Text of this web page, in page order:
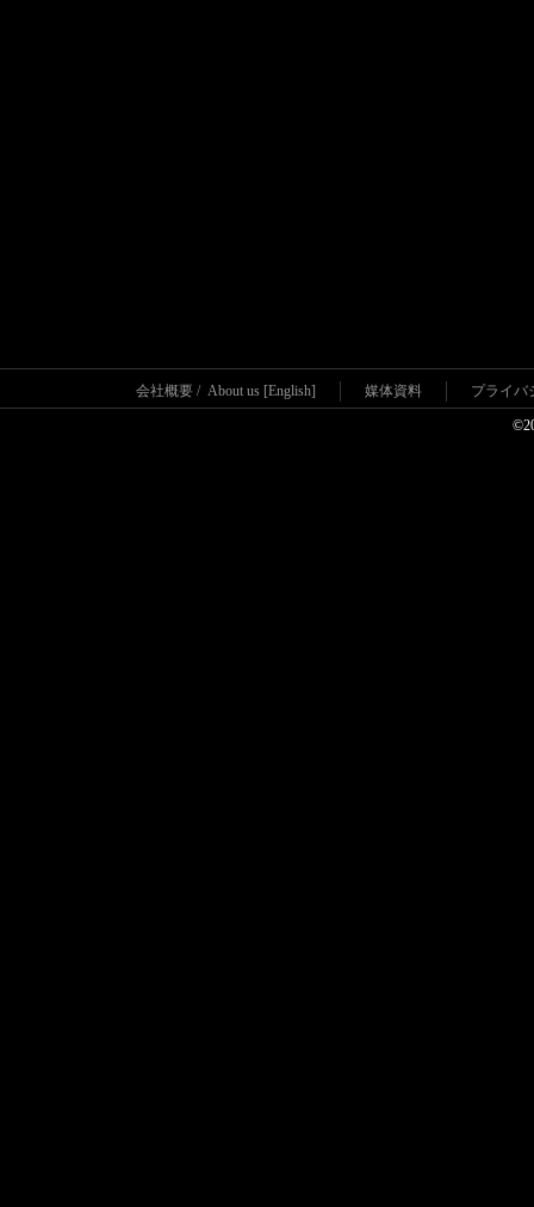
会社概要 / About us [English] 媒体資料 プライバ